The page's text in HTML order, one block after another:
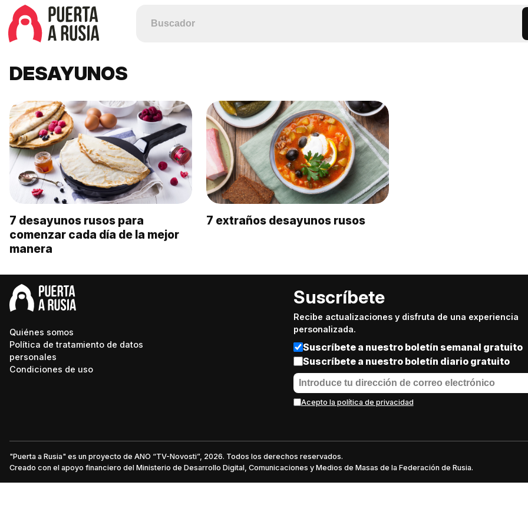
DESAYUNOS
7 desayunos rusos para
comenzar cada día de la mejor
manera
7 extraños desayunos rusos
Quiénes somos
Política de tratamiento de datos
personales
Condiciones de uso
Suscríbete
Recibe actualizaciones y disfruta de una experiencia
personalizada.
Suscríbete a nuestro boletín semanal gratuito
Suscríbete a nuestro boletín diario gratuito
Acepto la política de privacidad
"Puerta a Rusia" es un proyecto de ANO “TV-Novosti”, 2026. Todos los derechos reservados.
Creado con el apoyo financiero del Ministerio de Desarrollo Digital, Comunicaciones y Medios de Masas de la Federación de Rusia.